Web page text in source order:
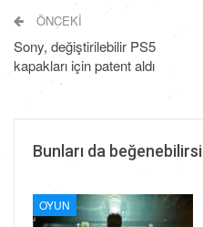
ÖNCEKI
Sony, değiştirilebilir PS5
kapakları için patent aldı
Bunları da
OYUN